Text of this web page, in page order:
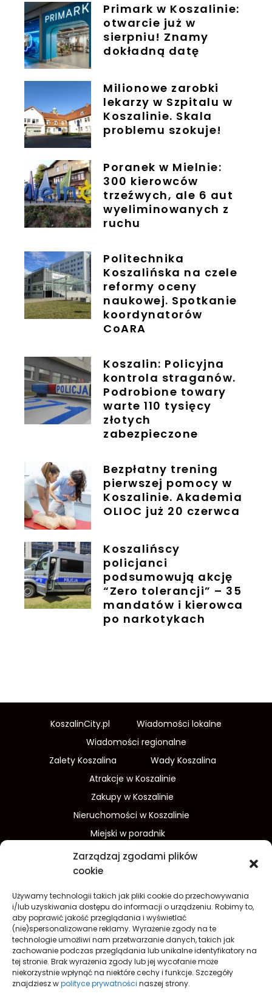
Zarządzaj zgodami plików
cookie
Używamy technologii takich jak pliki cookie do przechowywania
i/lub uzyskiwania dostępu do informacji o urządzeniu. Robimy to,
aby poprawić jakość przeglądania i wyświetlać
(nie)spersonalizowane reklamy. Wyrażenie zgody na te
technologie umożliwi nam przetwarzanie danych, takich jak
zachowanie podczas przeglądania lub unikalne identyfikatory na
tej stronie. Brak wyrażenia zgody lub jej wycofanie może
niekorzystnie wpłynąć na niektóre cechy i funkcje. Szczegóły
znajdziesz wpolityce prywatności naszej strony.
Primark w Koszalinie:
otwarcie już w
sierpniu! Znamy
dokładną datę
Milionowe zarobki
lekarzy w Szpitalu w
Koszalinie. Skala
problemu szokuje!
Poranek w Mielnie:
300 kierowców
trzeźwych, ale 6 aut
wyeliminowanych z
ruchu
Politechnika
Koszalińska na czele
reformy oceny
naukowej. Spotkanie
koordynatorów
CoARA
Koszalin: Policyjna
kontrola straganów.
Podrobione towary
warte 110 tysięcy
złotych
zabezpieczone
Bezpłatny trening
pierwszej pomocy w
Koszalinie. Akademia
OLIOC już 20 czerwca
Koszalińscy
policjanci
podsumowują akcję
“Zero tolerancji” – 35
mandatów i kierowca
po narkotykach
KoszalinCity.pl
Wiadomości lokalne
Wiadomości regionalne
Zalety Koszalina
Wady Koszalina
Atrakcje w Koszalinie
Zakupy w Koszalinie
Nieruchomości w Koszalinie
Miejski w poradnik
Wydarzenia w Koszalinie
Sport w Koszalinie
Finanse i inwestycje
Dom i ogród
Turystyka
Lifestyle
O nas
Redakcja
Reklama
Kontakt
Prywatność
Polityka prywatności Cookies (EU)